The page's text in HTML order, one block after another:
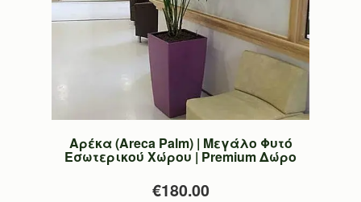
Αρέκα (Areca Palm) | Μεγάλο Φυτό
Εσωτερικού Χώρου | Premium Δώρο
€180.00